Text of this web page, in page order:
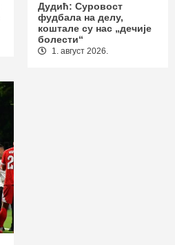
Дудић: Суровост
фудбала на делу,
коштале су нас „дечије
болести“
1. август 2026.